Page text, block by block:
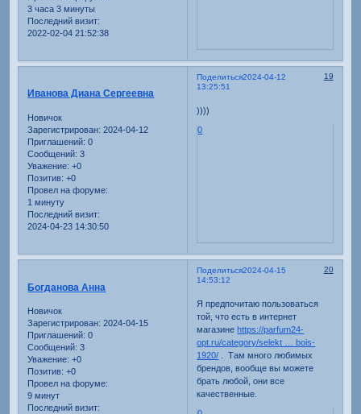
3 часа 3 минуты
Последний визит:
2022-02-04 21:52:38
Поделиться 19
2024-04-12
13:25:51
Иванова Диана Сергеевна
Новичок
Зарегистрирован: 2024-04-12
Приглашений: 0
Сообщений: 3
Уважение: +0
Позитив: +0
Провел на форуме:
1 минуту
Последний визит:
2024-04-23 14:30:50
))))
0
Поделиться 20
2024-04-15
14:53:12
Богданова Анна
Новичок
Зарегистрирован: 2024-04-15
Приглашений: 0
Сообщений: 3
Уважение: +0
Позитив: +0
Провел на форуме:
9 минут
Последний визит:
Я предпочитаю пользоваться
той, что есть в интернет
магазине https://parfum24-
opt.ru/category/selekt … bois-
1920/ . Там много любимых
брендов, вообще вы можете
брать любой, они все
качественные.